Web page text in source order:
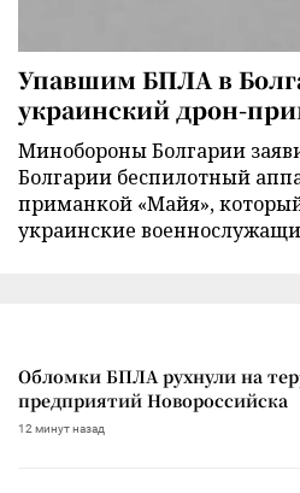
Упавшим БПЛА в
украинский дрон-
Минобороны Болгарии
Болгарии беспилотный
приманкой «Майя»,
украинские
Обломки БПЛА рухнули на
предприятий Новороссийска
12 минут назад